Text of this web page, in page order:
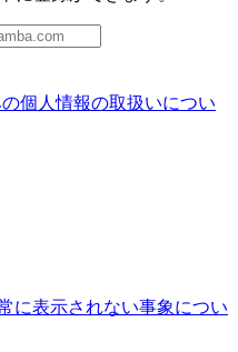
個人情報の取扱いについ
に表示されない事象につい